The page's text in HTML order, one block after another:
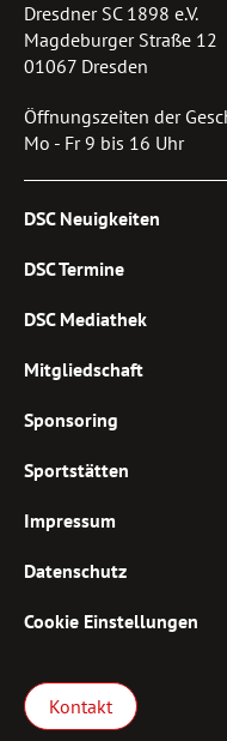
Dresdner SC 1898 e.V.
Magdeburger Straße 12
01067 Dresden
Öffnungszeiten der
Mo - Fr 9 bis 16 Uhr
DSC Neuigkeiten
DSC Termine
DSC Mediathek
Mitgliedschaft
Sponsoring
Sportstätten
Impressum
Datenschutz
Cookie Einstellungen
Kontakt